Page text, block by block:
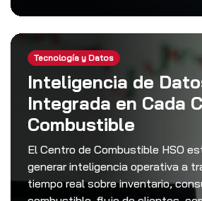
Tecnología y Datos
Inteligencia de
Integrada en Cada
Combustible
El Centro de Combustible HSO
generar inteligencia operativa a
tiempo real sobre inventario,